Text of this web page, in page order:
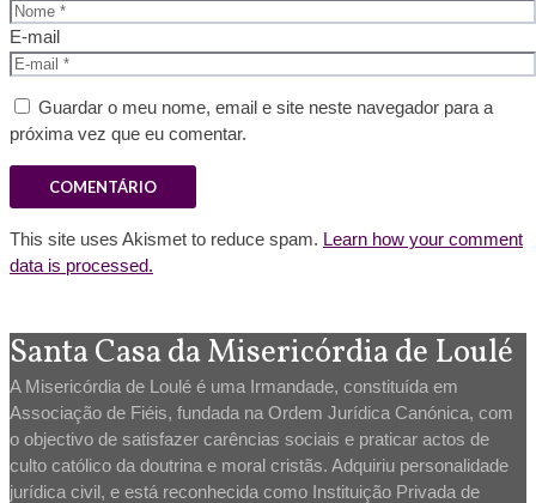
E-mail
Guardar o meu nome, email e site neste navegador para a
próxima vez que eu comentar.
This site uses Akismet to reduce spam. Learn how your comment
data is processed.
Santa Casa da Misericórdia de Loulé
A Misericórdia de Loulé é uma Irmandade, constituída em
Associação de Fiéis, fundada na Ordem Jurídica Canónica, com
o objectivo de satisfazer carências sociais e praticar actos de
culto católico da doutrina e moral cristãs. Adquiriu personalidade
jurídica civil, e está reconhecida como Instituição Privada de